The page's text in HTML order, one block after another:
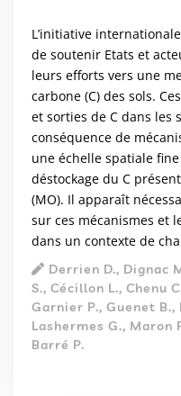
L’initiative
de soutenir Etats et
leurs efforts vers une
carbone (C) des sols.
et sorties de C dans les
conséquence de
une échelle spatiale
déstockage du C
(MO). Il apparaît
sur ces mécanismes et
dans un contexte de
Derrien D., Dignac
S., Cécillon L., Chenu
Garnier P., Guenet B.,
Lashermes G., Maron
Barré P.